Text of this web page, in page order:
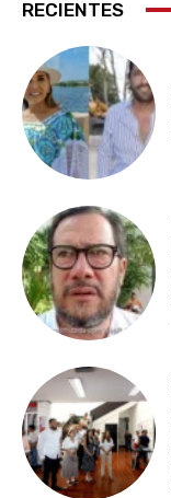
RECIENTES